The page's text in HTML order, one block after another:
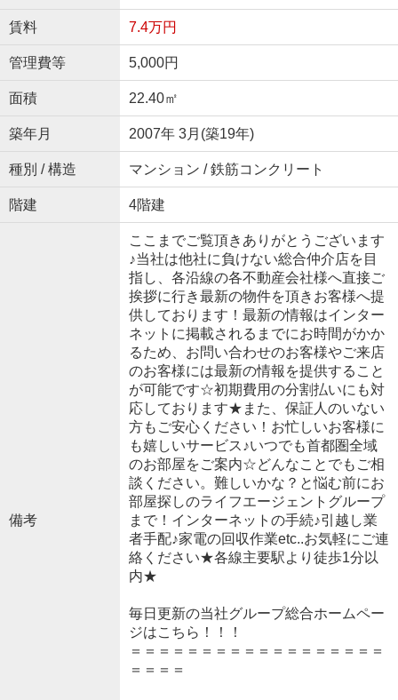
賃料 7.4万円
管理費等 5,000円
面積 22.40㎡
築年月 2007年 3月(築19年)
種別 / 構造 マンション / 鉄筋コンクリート
階建 4階建
備考
ここまでご覧頂きありがとうございます
♪当社は他社に負けない総合仲介店を目
指し、各沿線の各不動産会社様へ直接ご
挨拶に行き最新の物件を頂きお客様へ提
供しております！最新の情報はインター
ネットに掲載されるまでにお時間がかか
るため、お問い合わせのお客様やご来店
のお客様には最新の情報を提供すること
が可能です☆初期費用の分割払いにも対
応しております★また、保証人のいない
方もご安心ください！お忙しいお客様に
も嬉しいサービス♪いつでも首都圏全域
のお部屋をご案内☆どんなことでもご相
談ください。難しいかな？と悩む前にお
部屋探しのライフエージェントグループ
まで！インターネットの手続♪引越し業
者手配♪家電の回収作業etc..お気軽にご連
絡ください★各線主要駅より徒歩1分以
内★
毎日更新の当社グループ総合ホームペー
ジはこちら！！！
＝＝＝＝＝＝＝＝＝＝＝＝＝＝＝＝＝＝
＝＝＝＝